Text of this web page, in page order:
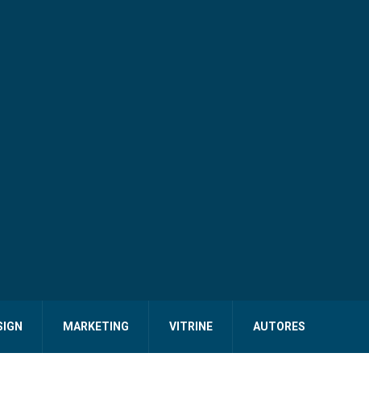
MARKETING VITRINE AUTORES